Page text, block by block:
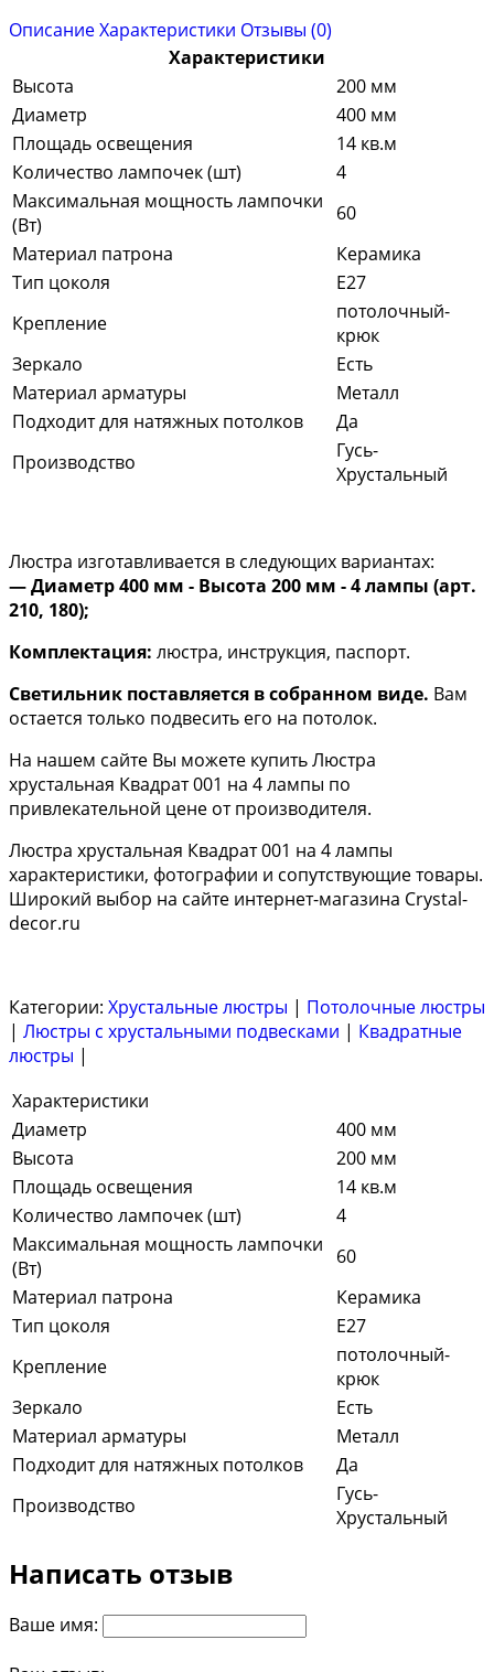
ОписаниеХарактеристики Отзывы (0)
Характеристики
Высота
200 мм
Диаметр
400 мм
Площадь освещения
14 кв.м
Количество лампочек (шт)
4
Максимальная мощность лампочки
(Вт)
60
Материал патрона
Керамика
Тип цоколя
E27
Крепление
потолочный-
крюк
Зеркало
Есть
Материал арматуры
Металл
Подходит для натяжных потолков
Да
Производство
Гусь-
Хрустальный
Люстра изготавливается в следующих вариантах:
— Диаметр 400 мм - Высота 200 мм - 4 лампы (арт.
210, 180);
Комплектация: люстра, инструкция, паспорт.
Светильник поставляется в собранном виде. Вам
остается только подвесить его на потолок.
На нашем сайте Вы можете купить Люстра
хрустальная Квадрат 001 на 4 лампы по
привлекательной цене от производителя.
Люстра хрустальная Квадрат 001 на 4 лампы
характеристики, фотографии и сопутствующие товары.
Широкий выбор на сайте интернет-магазина Crystal-
decor.ru
Категории: Хрустальные люстры | Потолочные люстры
| Люстры с хрустальными подвесками | Квадратные
люстры |
Характеристики
Диаметр
400 мм
Высота
200 мм
Площадь освещения
14 кв.м
Количество лампочек (шт)
4
Максимальная мощность лампочки
(Вт)
60
Материал патрона
Керамика
Тип цоколя
E27
Крепление
потолочный-
крюк
Зеркало
Есть
Материал арматуры
Металл
Подходит для натяжных потолков
Да
Производство
Гусь-
Хрустальный
Написать отзыв
Ваше имя: